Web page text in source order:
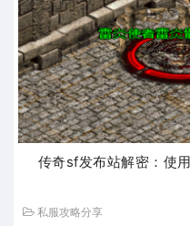
传奇sf发布站解密：使
私服攻略分享